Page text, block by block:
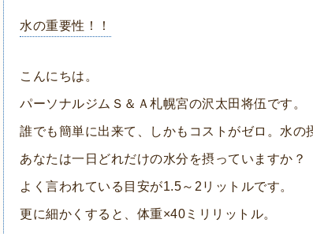
水の重要性！！
こんにちは。
パーソナルジムＳ＆Ａ札幌宮の沢太田将伍です。
誰でも簡単に出来て、しかもコストがゼロ。水の
あなたは一日どれだけの水分を摂っていますか？
よく言われている目安が1.5～2リットルです。
更に細かくすると、体重×40ミリリットル。